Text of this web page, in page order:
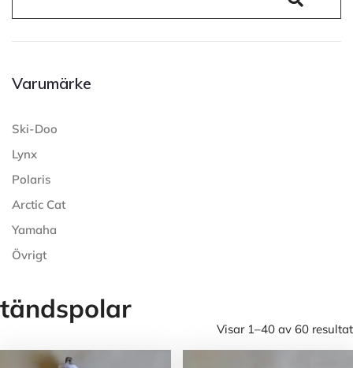
Varumärke
Ski-Doo
Lynx
Polaris
Arctic Cat
Yamaha
Övrigt
tändspolar
Visar 1–40 av 60 resultat